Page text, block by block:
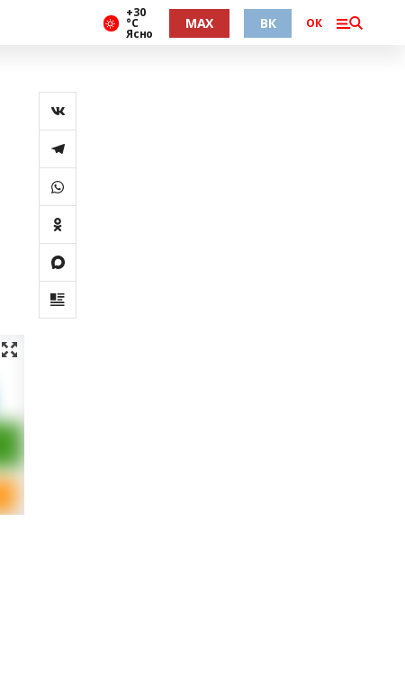
+30
°С
Ясно
MAX ВК ОК